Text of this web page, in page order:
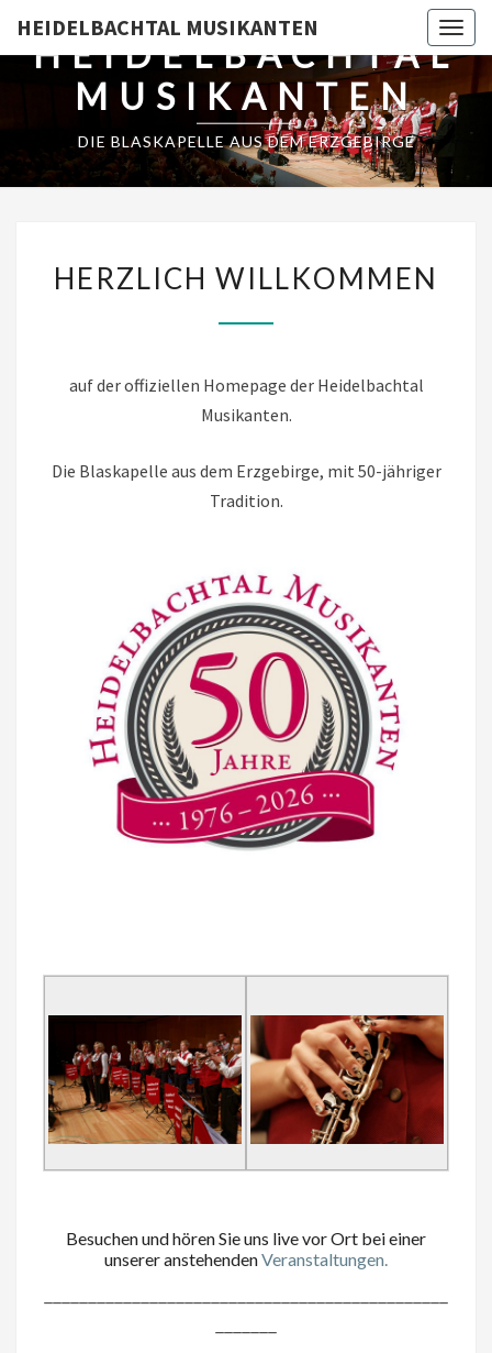
HEIDELBACHTAL MUSIKANTEN
HEIDELBACHTAL
MUSIKANTEN
DIE BLASKAPELLE AUS DEM ERZGEBIRGE
WILLKOMMEN
HERZLICH WILLKOMMEN
auf der offiziellen Homepage der Heidelbachtal
Musikanten.
Die Blaskapelle aus dem Erzgebirge, mit 50-jähriger
Tradition.
Besuchen und hören Sie uns live vor Ort bei einer
unserer anstehendenVeranstaltungen.